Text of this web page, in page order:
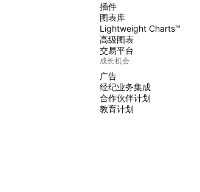
插件
图表库
Lightweight Charts™
高级图表
交易平台
成长机会
广告
经纪业务集成
合作伙伴计划
教育计划